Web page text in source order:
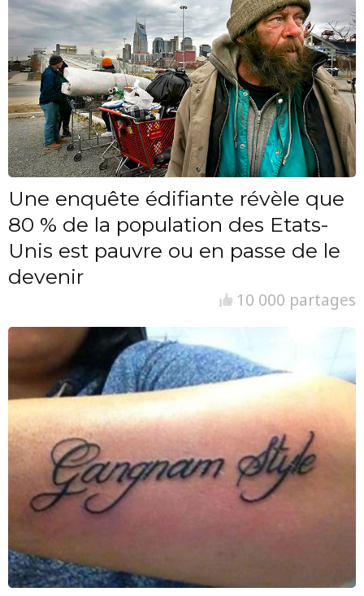
Une enquête édifiante révèle que
80 % de la population des Etats-
Unis est pauvre ou en passe de le
devenir
10 000 partages